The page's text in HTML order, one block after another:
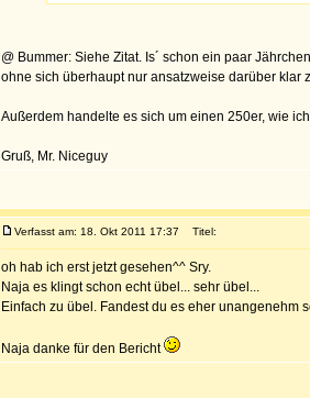
@ Bummer: Siehe Zitat. Is´ schon ein paar
ohne sich überhaupt nur ansatzweise darüber klar
Außerdem handelte es sich um einen 250er, wie
Gruß, Mr. Niceguy
Verfasst am: 18. Okt 2011 17:37 Titel:
oh hab ich erst jetzt gesehen^^ Sry.
Naja es klingt schon echt übel... sehr übel...
Einfach zu übel. Fandest du es eher unangenehm
Naja danke für den Bericht